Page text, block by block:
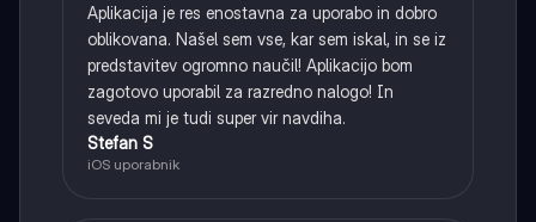
Aplikacija je res enostavna za uporabo in dobro
oblikovana. Našel sem vse, kar sem iskal, in se iz
predstavitev ogromno naučil! Aplikacijo bom
zagotovo uporabil za razredno nalogo! In
seveda mi je tudi super vir navdiha.
Stefan S
iOS uporabnik